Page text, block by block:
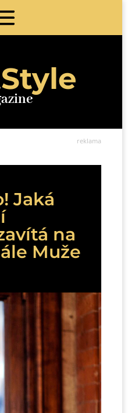
Style
reklama
Jaká
na
Muže